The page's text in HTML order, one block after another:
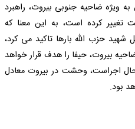
ویژه ضاحیه جنوبی بیروت، راهبرد
تغییر کرده است، به این معنا که
حزب الله بارها تاکید می کرد،
بیروت، حیفا را هدف قرار خواهد
حال اجراست، وحشت در بیروت معادل
بود.